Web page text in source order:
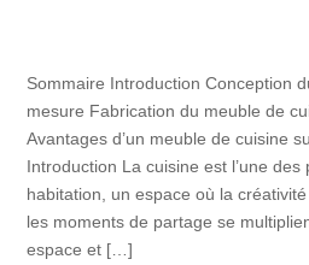
Sommaire Introduction Conception
mesure Fabrication du meuble de
Avantages d’un meuble de cuisine
Introduction La cuisine est l’une
habitation, un espace où la
les moments de partage se
espace et […]